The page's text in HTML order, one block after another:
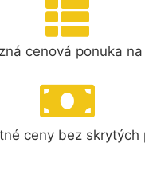
cenová ponuka
ceny bez skrytých